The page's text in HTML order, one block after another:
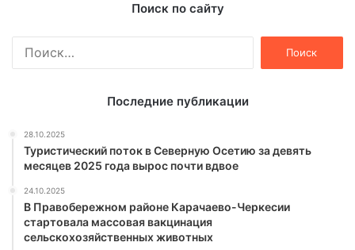
Поиск по сайту
Последние публикации
28.10.2025
Туристический поток в Северную Осетию за девять
месяцев 2025 года вырос почти вдвое
24.10.2025
В Правобережном районе Карачаево-Черкесии
стартовала массовая вакцинация
сельскохозяйственных животных